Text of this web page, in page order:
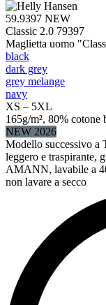
59.9397 NEW
Classic 2.0 79397
Maglietta uomo
black
dark grey
grey melange
navy
XS – 5XL
165g/m², 80%
NEW 2026
Modello successivo a
leggero e traspirante,
AMANN, lavabile a
non lavare a secco